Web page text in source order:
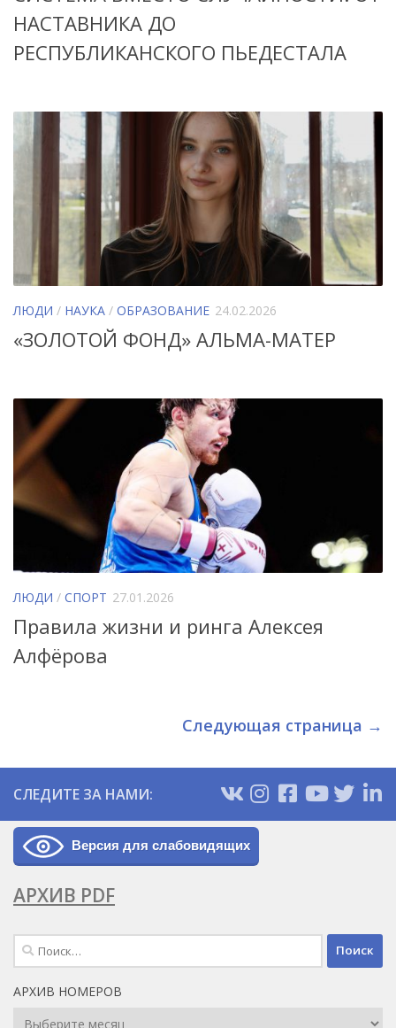
НАСТАВНИКА ДО
РЕСПУБЛИКАНСКОГО ПЬЕДЕСТАЛА
ЛЮДИ / НАУКА / ОБРАЗОВАНИЕ 24.02.2026
«ЗОЛОТОЙ ФОНД» АЛЬМА-МАТЕР
ЛЮДИ / СПОРТ 27.01.2026
Правила жизни и ринга Алексея
Алфёрова
Следующая страница →
СЛЕДИТЕ ЗА НАМИ:
Версия для слабовидящих
АРХИВ PDF
Найти:
АРХИВ НОМЕРОВ
Архив